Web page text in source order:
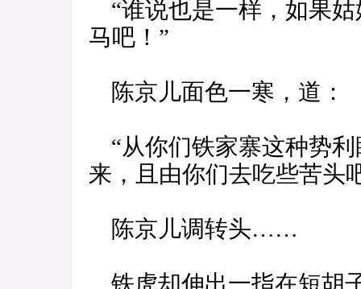
“谁说也是一样，如果
马吧！”
陈京儿面色一寒，道：
“从你们铁家寨这种势
来，且由你们去吃些苦头
陈京儿调转头……
铁虎却伸出一指在短